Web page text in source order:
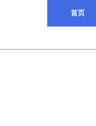
首页